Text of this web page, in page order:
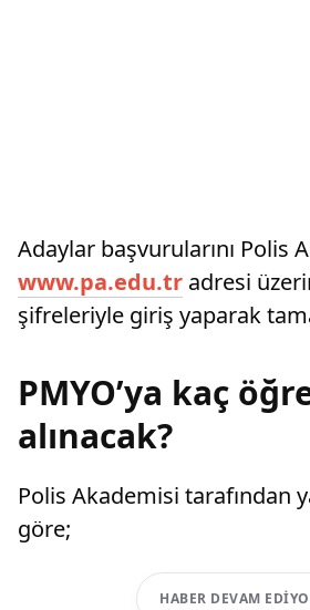
Adaylar başvurularını Polis
www.pa.edu.tr adresi
şifreleriyle giriş yaparak
PMYO’ya kaç
alınacak?
Polis Akademisi tarafından
göre;
HABER DEVAM